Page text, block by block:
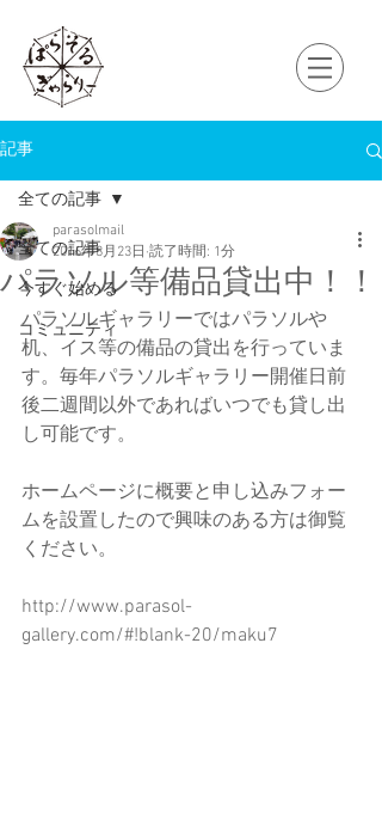
記事
全ての記事
今すぐ始める
コミュニティ
全ての記事
パラソル等備品貸出中！！
parasolmail
2016年8月23日 読了時間: 1分
パラソルギャラリーではパラソルや
机、イス等の備品の貸出を行っていま
す。毎年パラソルギャラリー開催日前
後二週間以外であればいつでも貸し出
し可能です。
ホームページに概要と申し込みフォー
ムを設置したので興味のある方は御覧
ください。
http://www.parasol-
gallery.com/#!blank-20/maku7